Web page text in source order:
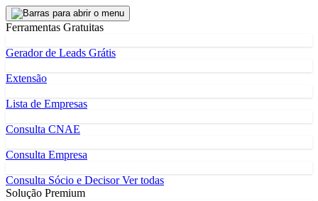
Ferramentas Gratuitas
Gerador de Leads Grátis
Extensão
Lista de Empresas
Consulta CNAE
Consulta Empresa
Consulta Sócio e DecisorVer todas
Solução Premium